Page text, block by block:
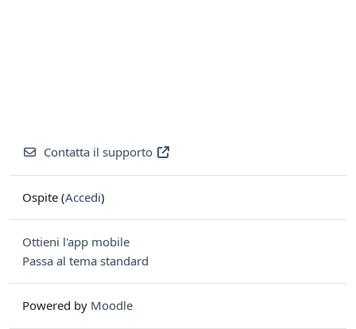
Contatta il supporto
Ospite (Accedi)
Ottieni l'app mobile
Passa al tema standard
Powered by Moodle